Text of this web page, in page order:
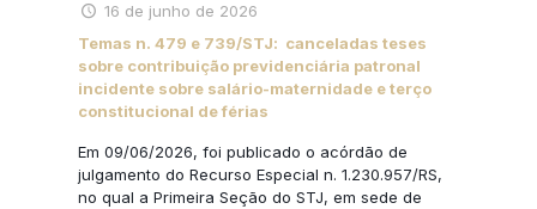
16 de junho de 2026
Temas n. 479 e 739/STJ: canceladas teses
sobre contribuição previdenciária patronal
incidente sobre salário-maternidade e terço
constitucional de férias
Em 09/06/2026, foi publicado o acórdão de
julgamento do Recurso Especial n. 1.230.957/RS,
no qual a Primeira Seção do STJ, em sede de